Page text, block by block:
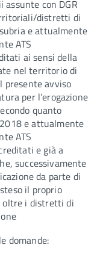
assunte con DGR
distretti di
e attualmente
ATS
ai sensi della
nel territorio di
presente avviso
per l’erogazione
quanto
e attualmente
ATS
e già a
successivamente
da parte di
il proprio
oltre i distretti di
domande: